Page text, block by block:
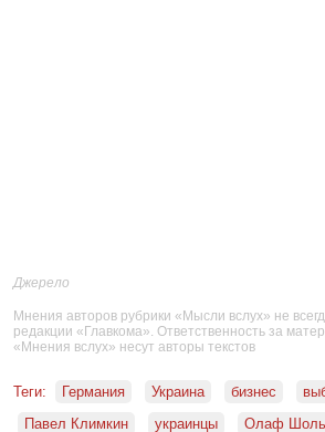
Джерело
Мнения авторов рубрики «Мысли вслух» не
редакции «Главкома». Ответственность за
«Мнения вслух» несут авторы текстов
Теги: Германия Украина бизнес
Павел Климкин
украинцы Олаф